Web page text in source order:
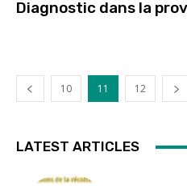
Diagnostic dans la
10 11 12
LATEST ARTICLES